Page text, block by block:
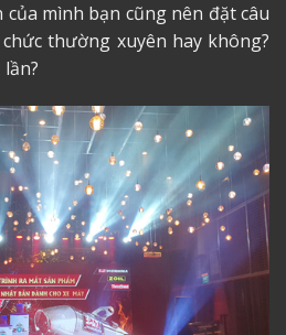
mình bạn cũng nên đặt câu
thường xuyên hay không?